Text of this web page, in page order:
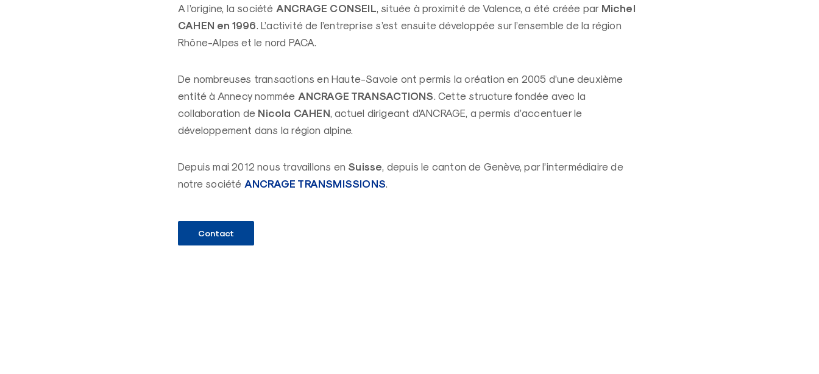
A l’origine, la société ANCRAGE CONSEIL,située à proximité de Valence,a été créée par Michel
CAHEN en 1996.L’activité de l’entreprise s’est ensuite développéesur l’ensemble de la région
Rhône-Alpes et le nord PACA.
De nombreuses transactions en Haute-Savoie ont permis la création en 2005 d’une deuxième
entité à Annecy nommée ANCRAGE TRANSACTIONS. Cette structure fondée avec la
collaboration de Nicola CAHEN, actuel dirigeant d’ANCRAGE, a permis d’accentuer le
développement dans la région alpine.
Depuis mai 2012 nous travaillons en Suisse, depuis le canton de Genève,par l’intermédiaire de
notre société ANCRAGE TRANSMISSIONS.
Contact